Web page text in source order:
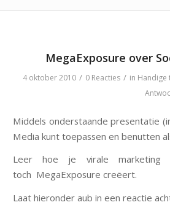
MegaExposure over
4 oktober 2010 / 0 Reacties / in Handige
Middels onderstaande presentatie
Media kunt toepassen en benutten
Leer hoe je virale marketing
toch MegaExposure creëert.
Laat hieronder aub in een reactie